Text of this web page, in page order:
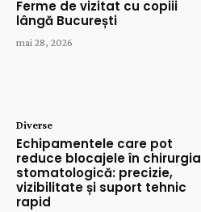
Ferme de vizitat cu copiii
lângă București
mai 28, 2026
Diverse
Echipamentele care pot
reduce blocajele în chirurgia
stomatologică: precizie,
vizibilitate și suport tehnic
rapid